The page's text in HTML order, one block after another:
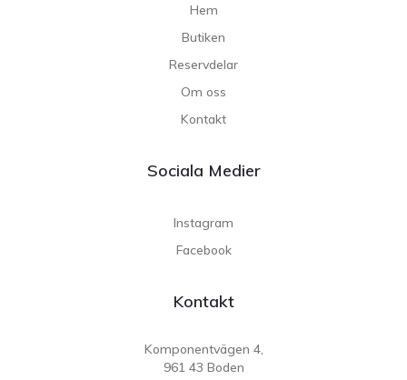
Hem
Butiken
Reservdelar
Om oss
Kontakt
Sociala Medier
Instagram
Facebook
Kontakt
Komponentvägen 4,
961 43 Boden